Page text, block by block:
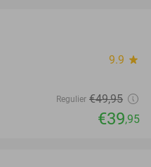
9.9 star
Regulier €49,95
€39,95